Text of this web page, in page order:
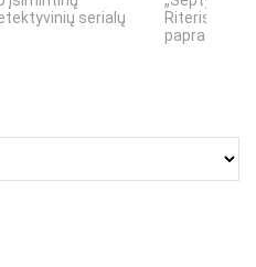
serialų
Riteris" – kai